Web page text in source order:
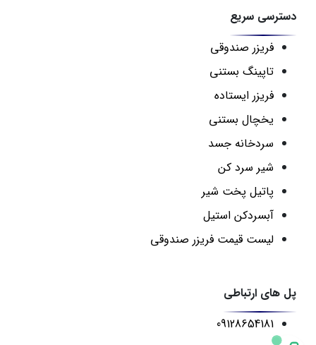
دسترسی سریع
فریزر صندوقی
تاپینگ بستنی
فریزر ایستاده
یخچال بستنی
سردخانه جسد
شیر سرد کن
پاتیل پخت شیر
آبسردکن استیل
لیست قیمت فریزر صندوقی
پل های ارتباطی
09128654181